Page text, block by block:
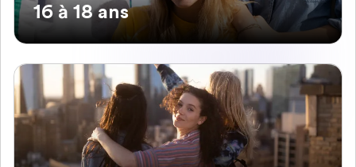
16 à 18 ans